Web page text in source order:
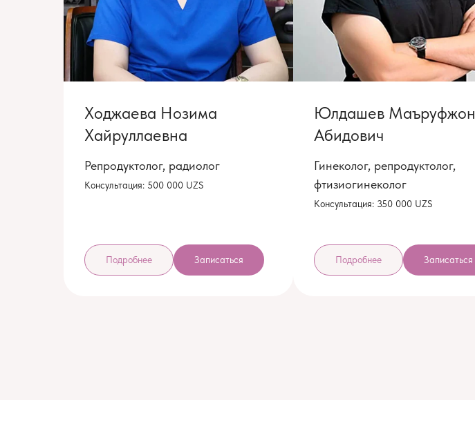
Ходжаева Нозима
Хайруллаевна
Репродуктолог, радиолог
Консультация: 500 000 UZS
Подробнее Записаться
Юлдашев Маъруфжон
Абидович
Гинеколог, репродуктолог,
фтизиогинеколог
Консультация: 350 000 UZS
Подробнее Записаться